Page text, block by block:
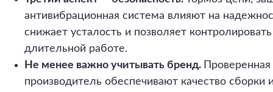
антивибрационная система влияют на
снижает усталость и позволяет
длительной работе.
Не менее важно учитывать бренд.
производитель обеспечивают качество сборки